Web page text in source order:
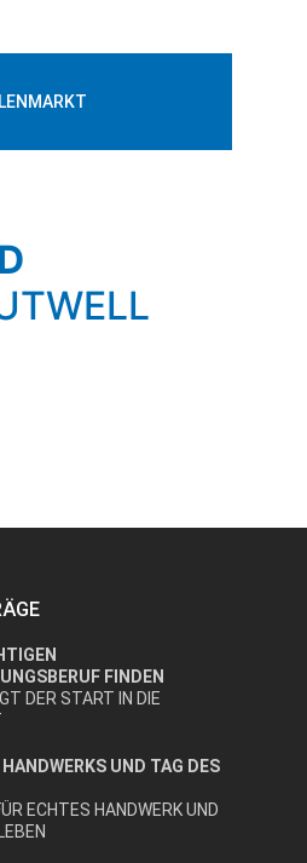
FINDEN
DER START IN DIE
UND TAG DES
ECHTES HANDWERK UND